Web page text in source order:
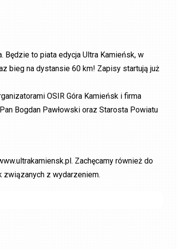
Będzie to piata edycja Ultra Kamieńsk, w
bieg na dystansie 60 km! Zapisy startują już
OSIR Góra Kamieńsk i firma
Bogdan Pawłowski oraz Starosta Powiatu
Zachęcamy również do
związanych z wydarzeniem.